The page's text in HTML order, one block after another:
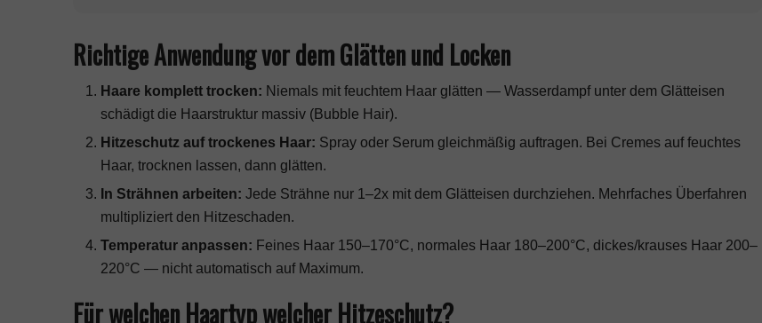
Richtige Anwendung vor dem Glätten und Locken
Haare komplett trocken: Niemals mit feuchtem Haar glätten — Wasserdampf unter dem Glätteisen
schädigt die Haarstruktur massiv (Bubble Hair).
Hitzeschutz auf trockenes Haar: Spray oder Serum gleichmäßig auftragen. Bei Cremes auf feuchtes
Haar, trocknen lassen, dann glätten.
In Strähnen arbeiten: Jede Strähne nur 1–2x mit dem Glätteisen durchziehen. Mehrfaches Überfahren
multipliziert den Hitzeschaden.
Temperatur anpassen: Feines Haar 150–170°C, normales Haar 180–200°C, dickes/krauses Haar 200–
220°C — nicht automatisch auf Maximum.
Für welchen Haartyp welcher Hitzeschutz?